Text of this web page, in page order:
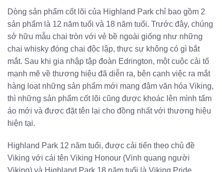
Dòng sản phẩm cốt lõi của Highland Park chỉ bao gồm 2
sản phẩm là 12 năm tuổi và 18 năm tuổi. Trước đây, chúng
sở hữu mẫu chai tròn với vẻ bề ngoài giống như những
chai whisky đóng chai độc lập, thực sự không có gì bắt
mắt. Sau khi gia nhập tập đoàn Edrington, một cuộc cải tổ
mạnh mẽ về thương hiệu đã diễn ra, bên cạnh việc ra mắt
hàng loạt những sản phẩm mới mang đậm văn hóa Viking,
thì những sản phẩm cốt lõi cũng được khoác lên mình tấm
áo mới và được đặt tên lại cho đồng nhất với thương hiệu
hiện tại.
Highland Park 12 năm tuổi, được cải tiến theo chủ đề
Viking với cái tên Viking Honour (Vinh quang người